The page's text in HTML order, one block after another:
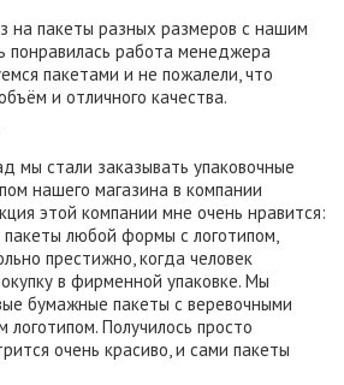
на пакеты разных размеров с нашим
понравилась работа менеджера
пакетами и не пожалели, что
и отличного качества.
мы стали заказывать упаковочные
нашего магазина в компании
этой компании мне очень нравится:
любой формы с логотипом,
престижно, когда человек
в фирменной упаковке. Мы
бумажные пакеты с веревочными
Получилось просто
очень красиво, и сами пакеты